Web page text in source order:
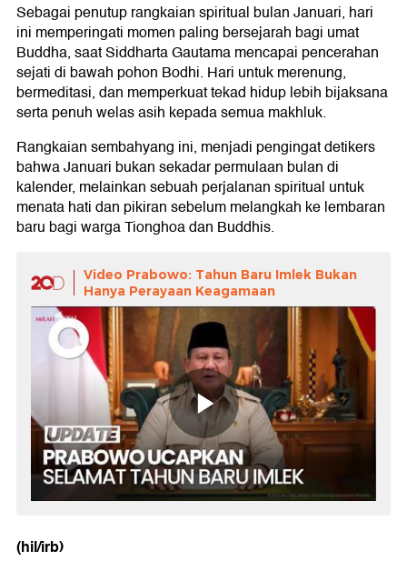
Sebagai penutup rangkaian spiritual bulan Januari, hari
ini memperingati momen paling bersejarah bagi umat
Buddha, saat Siddharta Gautama mencapai pencerahan
sejati di bawah pohon Bodhi. Hari untuk merenung,
bermeditasi, dan memperkuat tekad hidup lebih bijaksana
serta penuh welas asih kepada semua makhluk.
Rangkaian sembahyang ini, menjadi pengingat detikers
bahwa Januari bukan sekadar permulaan bulan di
kalender, melainkan sebuah perjalanan spiritual untuk
menata hati dan pikiran sebelum melangkah ke lembaran
baru bagi warga Tionghoa dan Buddhis.
Video Prabowo: Tahun Baru Imlek Bukan
Hanya Perayaan Keagamaan
(hil/irb)